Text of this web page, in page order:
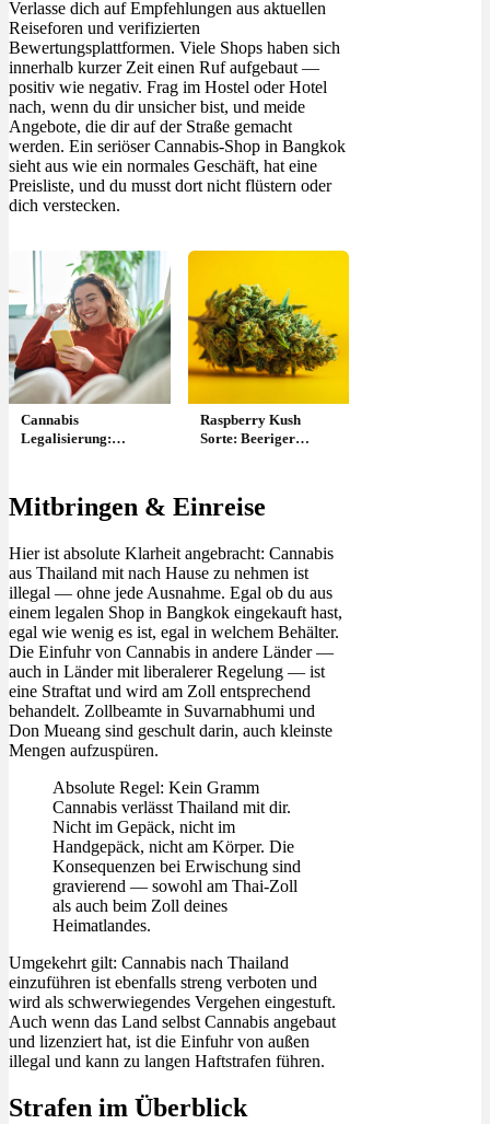
Verlasse dich auf Empfehlungen aus aktuellen
Reiseforen und verifizierten
Bewertungsplattformen. Viele Shops haben sich
innerhalb kurzer Zeit einen Ruf aufgebaut —
positiv wie negativ. Frag im Hostel oder Hotel
nach, wenn du dir unsicher bist, und meide
Angebote, die dir auf der Straße gemacht
werden. Ein seriöser Cannabis-Shop in Bangkok
sieht aus wie ein normales Geschäft, hat eine
Preisliste, und du musst dort nicht flüstern oder
dich verstecken.
Cannabis
Legalisierung:
Raspberry Kush
Sorte: Beeriger
Mitbringen & Einreise
Hier ist absolute Klarheit angebracht: Cannabis
aus Thailand mit nach Hause zu nehmen ist
illegal — ohne jede Ausnahme. Egal ob du aus
einem legalen Shop in Bangkok eingekauft hast,
egal wie wenig es ist, egal in welchem Behälter.
Die Einfuhr von Cannabis in andere Länder —
auch in Länder mit liberalerer Regelung — ist
eine Straftat und wird am Zoll entsprechend
behandelt. Zollbeamte in Suvarnabhumi und
Don Mueang sind geschult darin, auch kleinste
Mengen aufzuspüren.
Absolute Regel: Kein Gramm
Cannabis verlässt Thailand mit dir.
Nicht im Gepäck, nicht im
Handgepäck, nicht am Körper. Die
Konsequenzen bei Erwischung sind
gravierend — sowohl am Thai-Zoll
als auch beim Zoll deines
Heimatlandes.
Umgekehrt gilt: Cannabis nach Thailand
einzuführen ist ebenfalls streng verboten und
wird als schwerwiegendes Vergehen eingestuft.
Auch wenn das Land selbst Cannabis angebaut
und lizenziert hat, ist die Einfuhr von außen
illegal und kann zu langen Haftstrafen führen.
Strafen im Überblick